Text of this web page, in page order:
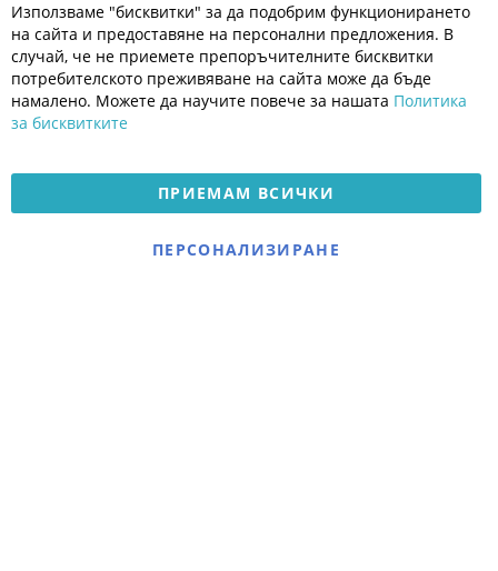
Полезно
Общи условия
Политика за поверителност
Платформа за OPC
Доставка и плащане
Електронен магазин
разработен и поддържан
Използваме "бисквитки" за да подобрим функционирането
на сайта и предоставяне на персонални предложения. В
случай, че не приемете препоръчителните бисквитки
потребителското преживяване на сайта може да бъде
намалено. Можете да научите повече за нашата Политика
за бисквитките
ПРИЕМАМ ВСИЧКИ
ПЕРСОНАЛИЗИРАНЕ